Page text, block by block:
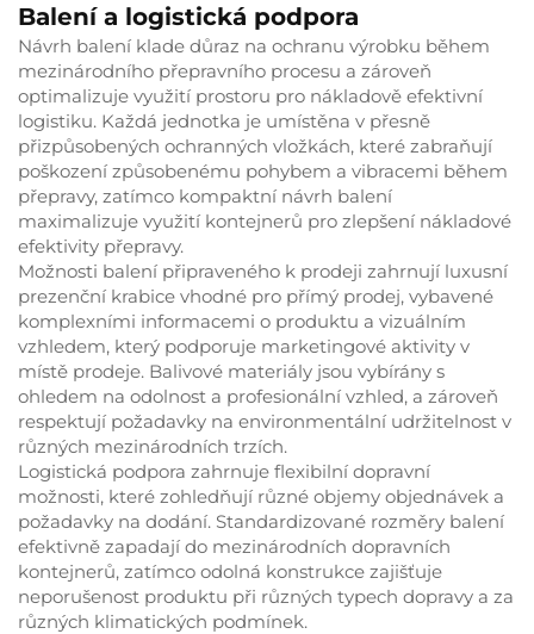
Balení a logistická podpora
Návrh balení klade důraz na ochranu výrobku během
mezinárodního přepravního procesu a zároveň
optimalizuje využití prostoru pro nákladově efektivní
logistiku. Každá jednotka je umístěna v přesně
přizpůsobených ochranných vložkách, které zabraňují
poškození způsobenému pohybem a vibracemi během
přepravy, zatímco kompaktní návrh balení
maximalizuje využití kontejnerů pro zlepšení nákladové
efektivity přepravy.
Možnosti balení připraveného k prodeji zahrnují luxusní
prezenční krabice vhodné pro přímý prodej, vybavené
komplexními informacemi o produktu a vizuálním
vzhledem, který podporuje marketingové aktivity v
místě prodeje. Balivové materiály jsou vybírány s
ohledem na odolnost a profesionální vzhled, a zároveň
respektují požadavky na environmentální udržitelnost v
různých mezinárodních trzích.
Logistická podpora zahrnuje flexibilní dopravní
možnosti, které zohledňují různé objemy objednávek a
požadavky na dodání. Standardizované rozměry balení
efektivně zapadají do mezinárodních dopravních
kontejnerů, zatímco odolná konstrukce zajišťuje
neporušenost produktu při různých typech dopravy a za
různých klimatických podmínek.